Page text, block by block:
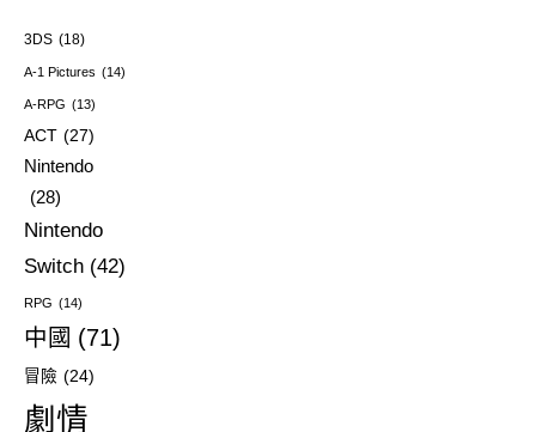
3DS (18)
A-1 Pictures (14)
A-RPG (13)
ACT (27)
Nintendo
(28)
Nintendo
Switch (42)
RPG (14)
中國 (71)
冒險 (24)
劇情